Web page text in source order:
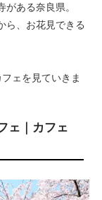
ある奈良県。
ら、お花見できる
ェを見ていきま
ェ｜カフェ